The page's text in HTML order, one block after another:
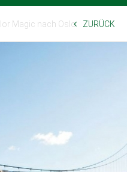
Magic nach Oslo ZURÜCK